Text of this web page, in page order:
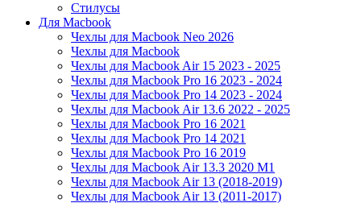
Стилусы
Для Macbook
Чехлы для Macbook Neo 2026
Чехлы для Macbook
Чехлы для Macbook Air 15 2023 - 2025
Чехлы для Macbook Pro 16 2023 - 2024
Чехлы для Macbook Pro 14 2023 - 2024
Чехлы для Macbook Air 13.6 2022 - 2025
Чехлы для Macbook Pro 16 2021
Чехлы для Macbook Pro 14 2021
Чехлы для Macbook Pro 16 2019
Чехлы для Macbook Air 13.3 2020 M1
Чехлы для Macbook Air 13 (2018-2019)
Чехлы для Macbook Air 13 (2011-2017)